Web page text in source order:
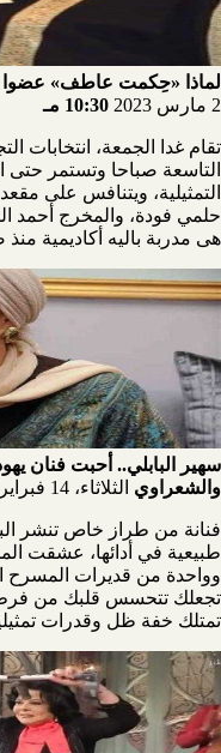
لماذا «حِكمت عاطف» عضوا
2 مارس 2023
10:30 مـ
تقام غدا الجمعة، انتخابات
التاسعة صباحا وتستمر حتى
التمثيلية، ويتنافس على
حلمي فودة، والمخرج أحمد
هى مدربة باليه أكاديمية
سهير البابلي.. أحبت فنان
والشعراوي الثلاثاء، 14 فبراير 2023
فنانة من طراز خاص تنشر
طبيعية في أدائها، عشقت
وواحدة من قديرات المسرح
تجعلك تتحسس قلبك من
تمتلك خفة ظل وقدرات